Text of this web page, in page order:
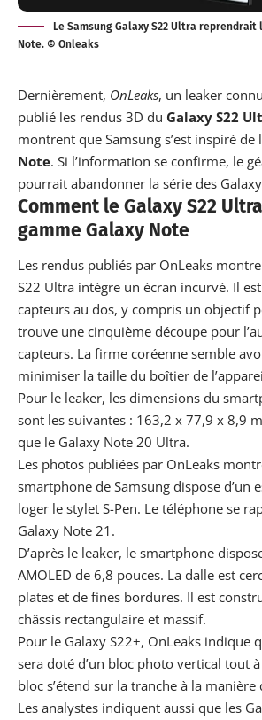
Le Samsung Galaxy S22 Ultra reprendrait
Note. © Onleaks
Dernièrement, OnLeaks, un leaker
publié les rendus 3D du Galaxy S22
montrent que Samsung s’est inspiré de
Note. Si l’information se confirme, le
pourrait abandonner la série des
Comment le Galaxy S22
gamme Galaxy Note
Les rendus publiés par OnLeaks
S22 Ultra intègre un écran incurvé. Il
capteurs au dos, y compris un objectif
trouve une cinquième découpe pour
capteurs. La firme coréenne semble
minimiser la taille du boîtier de
Pour le leaker, les dimensions du
sont les suivantes : 163,2 x 77,9 x 8,9
que le Galaxy Note 20 Ultra.
Les photos publiées par OnLeaks
smartphone de Samsung dispose d’un
loger le stylet S-Pen. Le téléphone se
Galaxy Note 21.
D’après le leaker, le smartphone
AMOLED de 6,8 pouces. La dalle est
plates et de fines bordures. Il est
châssis rectangulaire et massif.
Pour le Galaxy S22+, OnLeaks indique
sera doté d’un bloc photo vertical tout
bloc s’étend sur la tranche à la manière
Les analystes indiquent aussi que les